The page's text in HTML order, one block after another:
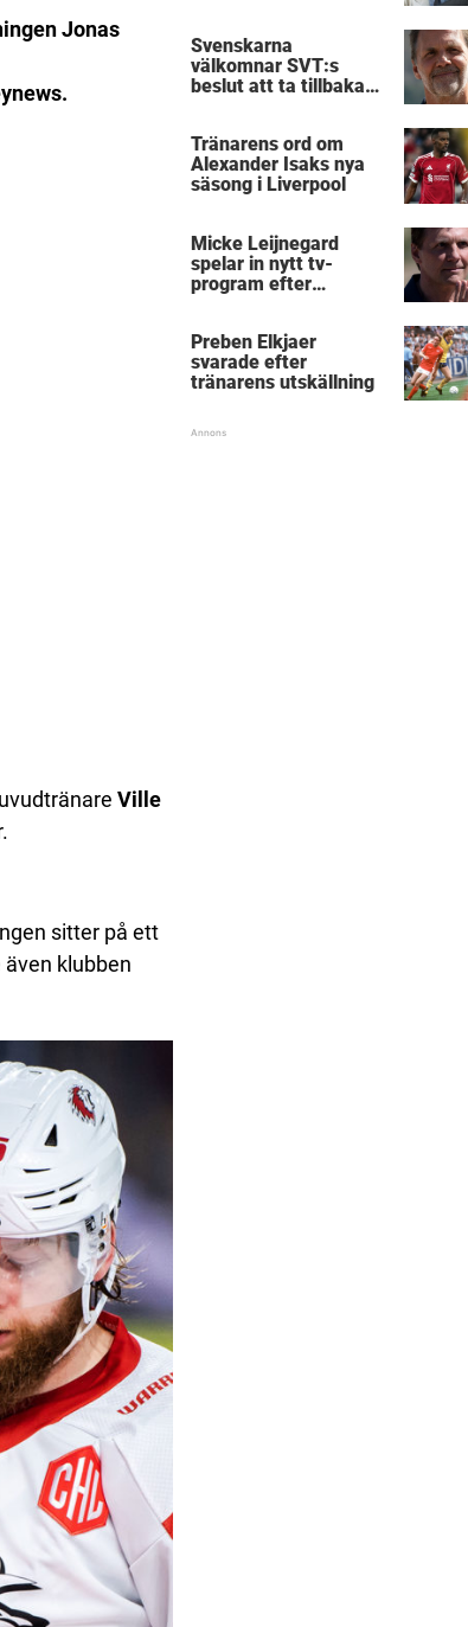
Jonas
Ville
sitter på ett
klubben
Svenskarna
välkomnar SVT:s
beslut att ta tillbaka
Tränarens ord om
Alexander Isaks nya
säsong i Liverpool
Micke Leijnegard
spelar in nytt tv-
program efter
Preben Elkjaer
svarade efter
tränarens utskällning